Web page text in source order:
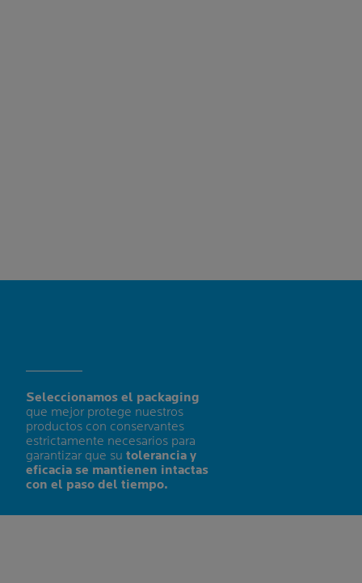
Seleccionamos el packaging
que mejor protege nuestros
productos con conservantes
estrictamente necesarios para
garantizar que su tolerancia y
eficacia se mantienen intactas
con el paso del tiempo.